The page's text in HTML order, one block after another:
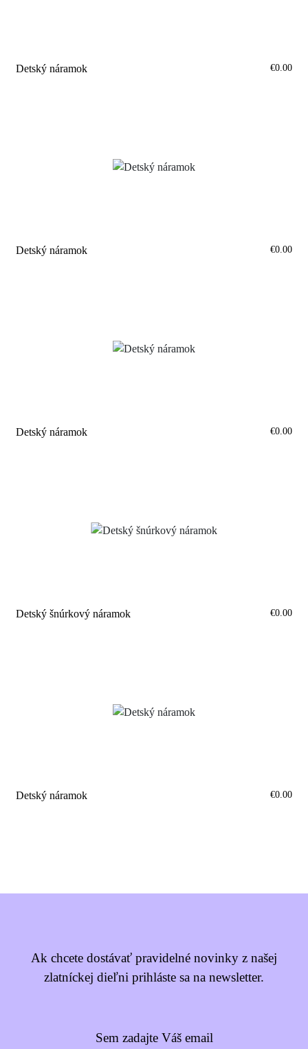
Detský náramok €0.00
Detský náramok €0.00
Detský náramok €0.00
Detský šnúrkový náramok €0.00
Detský náramok €0.00
Ak chcete dostávať pravidelné novinky z našej
zlatníckej dieľni prihláste sa na newsletter.